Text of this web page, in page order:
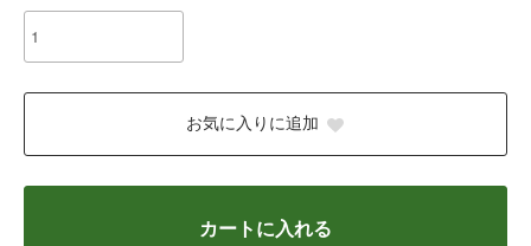
お気に入りに追加
カートに入れる